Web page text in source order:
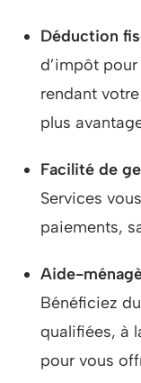
Déduction
d’impôt
rendant
plus
Facilité de
Services
paiements,
Aide-
Bénéficiez
qualifiées, à
pour vous